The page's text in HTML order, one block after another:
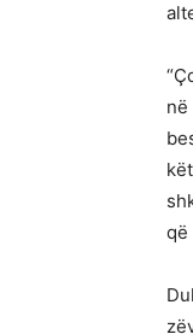
në
që